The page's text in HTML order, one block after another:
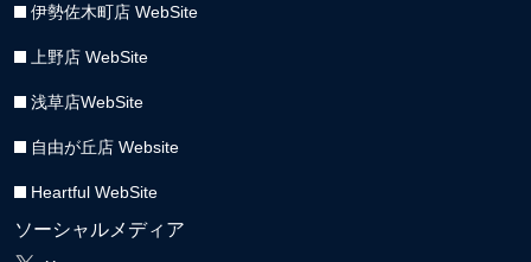
伊勢佐木町店 WebSite
上野店 WebSite
浅草店WebSite
自由が丘店 Website
Heartful WebSite
ソーシャルメディア